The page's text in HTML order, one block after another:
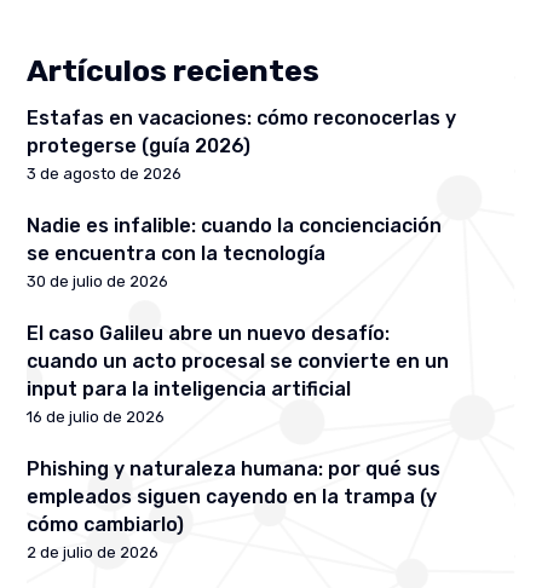
Artículos recientes
Estafas en vacaciones: cómo reconocerlas y
protegerse (guía 2026)
3 de agosto de 2026
Nadie es infalible: cuando la concienciación
se encuentra con la tecnología
30 de julio de 2026
El caso Galileu abre un nuevo desafío:
cuando un acto procesal se convierte en un
input para la inteligencia artificial
16 de julio de 2026
Phishing y naturaleza humana: por qué sus
empleados siguen cayendo en la trampa (y
cómo cambiarlo)
2 de julio de 2026